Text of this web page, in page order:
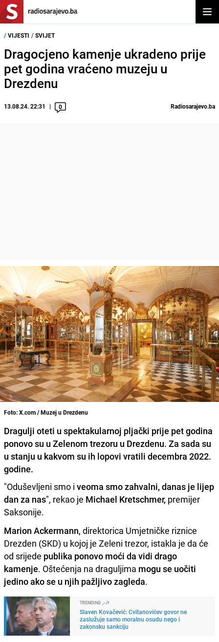
/ VIJESTI / SVIJET
Dragocjeno kamenje ukradeno prije
pet godina vraćeno muzeju u
Drezdenu
13.08.24. 22:31 0 Radiosarajevo.ba
Foto: X.com / Muzej u Drezdenu
Dragulji oteti u spektakularnoj pljački prije pet godina
ponovo su u Zelenom trezoru u Drezdenu. Za sada su
u stanju u kakvom su ih lopovi vratili decembra 2022.
godine.
"Oduševljeni smo i veoma smo zahvalni, danas je lijep
dan za nas", rekao je Michael Kretschmer, premijer
Saksonije.
Marion Ackermann, direktorica Umjetničke riznice
Drezden (SKD) u kojoj je Zeleni trezor, istakla je da će
od srijede publika ponovo moći da vidi drago
kamenje. Oštećenja na draguljima mogu se uočiti
jedino ako se u njih pažljivo zagleda.
TRENDING
Slaven Kovačević: Cvitanovićev govor ne
zaslužuje samo moralnu osudu nego i
zakonsku sankciju